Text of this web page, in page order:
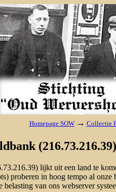
Homepage SOW → Collectie
lijkt uit een land te
proberen in hoog tempo al onze
van ons webserver